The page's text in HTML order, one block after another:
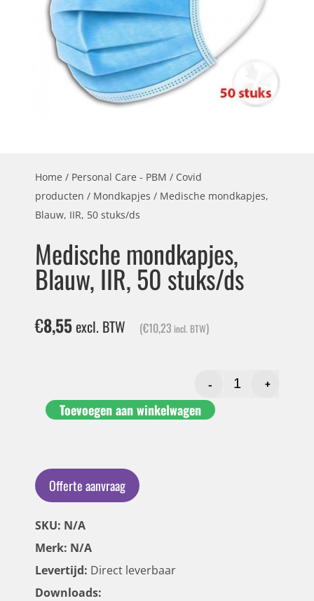
Home / Personal Care - PBM / Covid
producten / Mondkapjes / Medische mondkapjes,
Blauw, IIR, 50 stuks/ds
Medische mondkapjes,
Blauw, IIR, 50 stuks/ds
€8,55excl. BTW (€10,23 incl. BTW)
-
+
Toevoegen aan winkelwagen
Offerte aanvraag
SKU: N/A
Merk: N/A
Levertijd: Direct leverbaar
Downloads: